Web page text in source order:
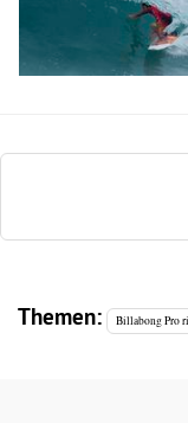
Themen: Billabong Pro